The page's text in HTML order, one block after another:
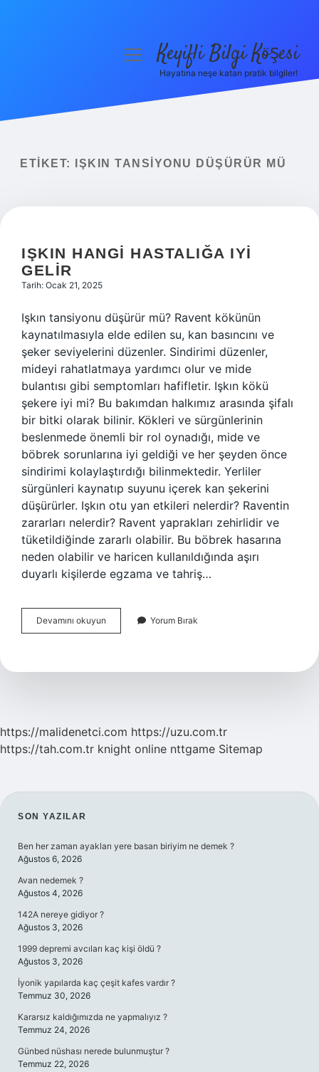
Yasal Uyarı
menüyüKeyifli Bilgi Köşesi
Hayatına neşe katan pratik bilgiler!
ETIKET: IŞKIN TANSIYONU DÜŞÜRÜR MÜ
IŞKIN HANGI HASTALIĞA IYI
GELIR
Tarih: Ocak 21, 2025
Işkın tansiyonu düşürür mü? Ravent kökünün
kaynatılmasıyla elde edilen su, kan basıncını ve
şeker seviyelerini düzenler. Sindirimi düzenler,
mideyi rahatlatmaya yardımcı olur ve mide
bulantısı gibi semptomları hafifletir. Işkın kökü
şekere iyi mi? Bu bakımdan halkımız arasında şifalı
bir bitki olarak bilinir. Kökleri ve sürgünlerinin
beslenmede önemli bir rol oynadığı, mide ve
böbrek sorunlarına iyi geldiği ve her şeyden önce
sindirimi kolaylaştırdığı bilinmektedir. Yerliler
sürgünleri kaynatıp suyunu içerek kan şekerini
düşürürler. Işkın otu yan etkileri nelerdir? Raventin
zararları nelerdir? Ravent yaprakları zehirlidir ve
tüketildiğinde zararlı olabilir. Bu böbrek hasarına
neden olabilir ve haricen kullanıldığında aşırı
duyarlı kişilerde egzama ve tahriş…
Devamını okuyun
Hangi
Gelir
Yorum Bırak
https://malidenetci.com https://uzu.com.tr
https://tah.com.tr knight online nttgame Sitemap
SIDEBAR
SON YAZILAR
Ben her zaman ayakları yere basan biriyim ne demek ?
Ağustos 6, 2026
Avan nedemek ?
Ağustos 4, 2026
142A nereye gidiyor ?
Ağustos 3, 2026
1999 depremi avcıları kaç kişi öldü ?
Ağustos 3, 2026
İyonik yapılarda kaç çeşit kafes vardır ?
Temmuz 30, 2026
Kararsız kaldığımızda ne yapmalıyız ?
Temmuz 24, 2026
Günbed nüshası nerede bulunmuştur ?
Temmuz 22, 2026